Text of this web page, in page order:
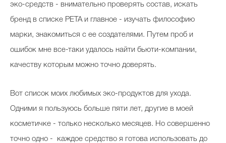
эко-средств - внимательно проверять состав, искать
бренд в списке РЕТА и главное - изучать философию
марки, знакомиться с ее создателями. Путем проб и
ошибок мне все-таки удалось найти бьюти-компании,
качеству которым можно точно доверять.
Вот список моих любимых эко-продуктов для ухода.
Одними я пользуюсь больше пяти лет, другие в моей
косметичке - только несколько месяцев. Но совершенно
точно одно - каждое средство я готова использовать до